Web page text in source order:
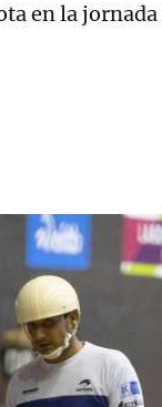
en la